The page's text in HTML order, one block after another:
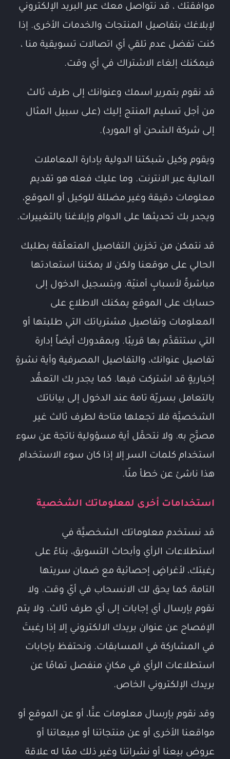
موافقتك ، قد نتواصل معك عبر البريد الإلكتروني
لإبلاغك بتفاصيل المنتجات والخدمات الأخرى. إذا
كنت تفضل عدم تلقي أي اتصالات تسويقية منا ،
فيمكنك إلغاء الاشتراك في أي وقت.
قد نقوم بتمرير اسمك وعنوانك إلى طرف ثالث
من أجل تسليم المنتج إليك (على سبيل المثال
إلى شركة الشحن أو المورد).
ويقوم وكيل شبكتنا الدولية بإدارة المعاملات
المالية عبر الانترنت. وما عليك فعله هو تقديم
معلومات دقيقة وغير مضللة للوكيل أو الموقع،
ويجدر بك تحديثها على الدوام وإبلاغنا بالتغييرات.
قد نتمكن من تخزين التفاصيل المتعلّقة بطلبك
الحالي على موقعنا ولكن لا يمكننا استعادتها
مباشرةً لأسبابٍ أمنيّة. وبتسجيل الدخول إلى
حسابك على الموقع يمكنك الاطلاع على
المعلومات وتفاصيل مشترياتك التي طلبتها أو
التي ستتقدَّم بها قريبًا. وبمقدورك أيضاً إدارة
تفاصيل عنوانك، والتفاصيل المصرفية وأية نشرةٍ
إخباريةٍ قد اشتركت فيها. كما يجدر بك التعهُّد
بالتعامل بسريّة تامة عند الدخول إلى بياناتك
الشخصيَّة فلا تجعلها متاحة لطرف ثالث غير
مصرَّح به. ولا نتحمَّل أية مسؤولية ناتجة عن سوء
استخدام كلمات السر إلا إذا كان سوء الاستخدام
هذا ناشئ عن خطأ منّا.
استخدامات أخرى لمعلوماتك الشخصية
قد نستخدم معلوماتك الشخصيَّة في
استطلاعات الرأي وأبحاث التسويق، بناءً على
رغبتك، لأغراضٍ إحصائية مع ضمان سريتها
التامة، كما يحق لك الانسحاب في أيّ وقت. ولا
نقوم بإرسال أي إجابات إلى أي طرف ثالث. ولا يتم
الإفصاح عن عنوان بريدك الالكتروني إلا إذا رغبتَ
في المشاركة في المسابقات. ونحتفظ بإجابات
استطلاعات الرأي في مكانٍ منفصل تمامًا عن
بريدك الإلكتروني الخاص.
وقد نقوم بإرسال معلومات عنَّا، أو عن الموقع أو
مواقعنا الأخرى أو عن منتجاتنا أو مبيعاتنا أو
عروض بيعنا أو نشراتنا وغير ذلك ممّا له علاقة